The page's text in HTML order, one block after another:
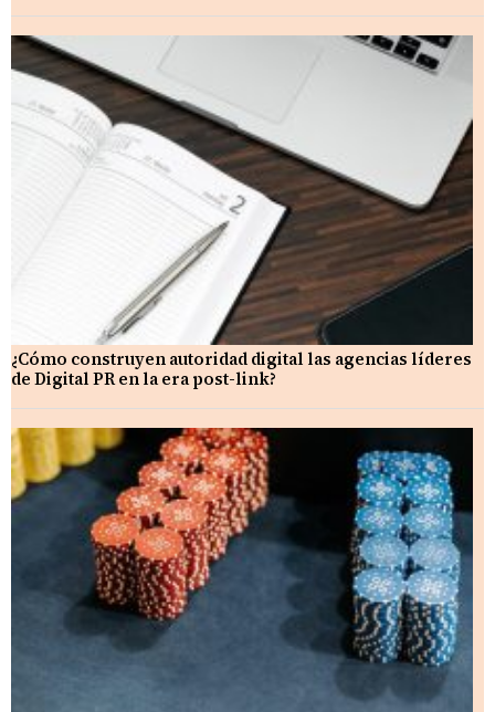
¿Cómo construyen autoridad digital las agencias líderes
de Digital PR en la era post-link?